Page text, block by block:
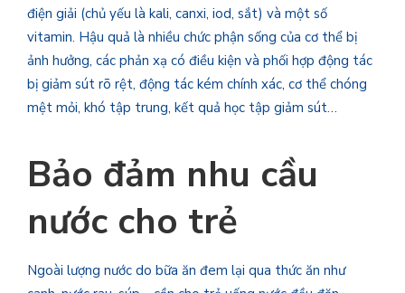
điện giải (chủ yếu là kali, canxi, iod, sắt) và một số
vitamin. Hậu quả là nhiều chức phận sống của cơ thể bị
ảnh hưởng, các phản xạ có điều kiện và phối hợp động tác
bị giảm sút rõ rệt, động tác kém chính xác, cơ thể chóng
mệt mỏi, khó tập trung, kết quả học tập giảm sút…
Bảo đảm nhu cầu
nước cho trẻ
Ngoài lượng nước do bữa ăn đem lại qua thức ăn như